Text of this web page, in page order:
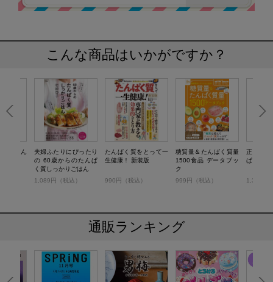
こんな商品はいかがですか？
る たん
夫婦ふたりにぴったり
の 60歳からのたんぱ
く質しっかりごはん
1,089円（税込）
たんぱく質をとって一
生健康！ 新装版
990円（税込）
糖質量＆たんぱく質量
1500食品 データブッ
ク
999円（税込）
正しく吸
ぱく質の
1,320円
通販ランキング